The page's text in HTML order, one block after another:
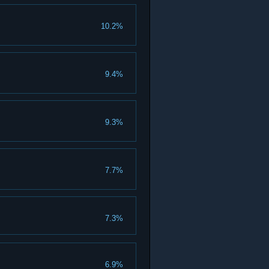
10.2%
9.4%
9.3%
7.7%
7.3%
6.9%